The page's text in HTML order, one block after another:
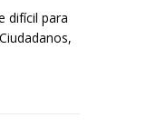
difícil para